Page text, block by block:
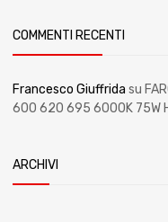
COMMENTI RECENTI
Francesco Giuffrida su
600 620 695 6000K 75W
ARCHIVI